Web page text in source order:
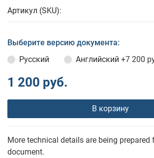
Артикул (SKU):
Выберите версию документа:
Русский
Английский +7 200
1 200 руб.
В корзину
More technical details are being prepared
document.